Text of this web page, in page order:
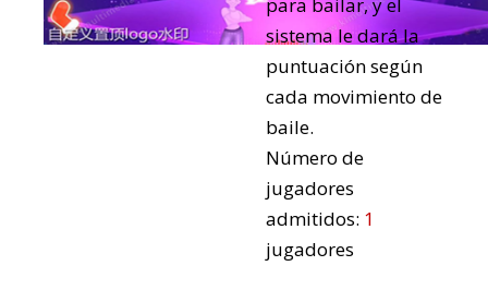
sistema le dará la
puntuación según
cada movimiento de
baile.
Número de
jugadores
admitidos: 1
jugadores